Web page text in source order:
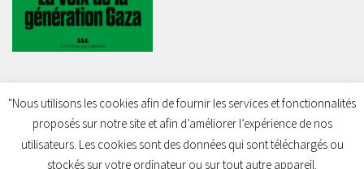
Charleroi Pour la Palestine © 2026. Tous droits réservés.
"Nous utilisons les cookies afin de fournir les services et fonctionnalités
proposés sur notre site et afin d’améliorer l’expérience de nos
utilisateurs. Les cookies sont des données qui sont téléchargés ou
stockés sur votre ordinateur ou sur tout autre appareil.